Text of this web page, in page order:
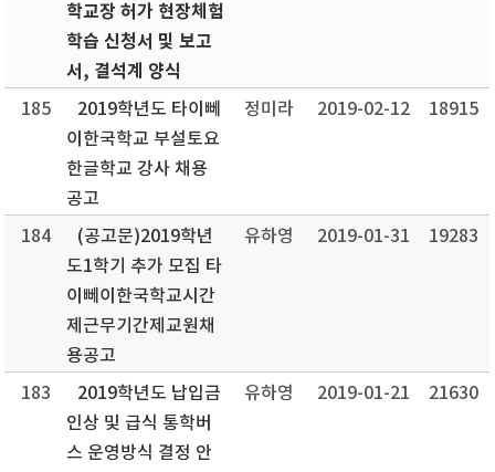
학교장 허가 현장체험
학습 신청서 및 보고
서, 결석계 양식
185
2019학년도 타이뻬
이한국학교 부설토요
한글학교 강사 채용
공고
정미라 2019-02-12 18915
184
(공고문)2019학년
도1학기 추가 모집 타
이뻬이한국학교시간
제근무기간제교원채
용공고
유하영 2019-01-31 19283
183
2019학년도 납입금
인상 및 급식 통학버
스 운영방식 결정 안
유하영 2019-01-21 21630